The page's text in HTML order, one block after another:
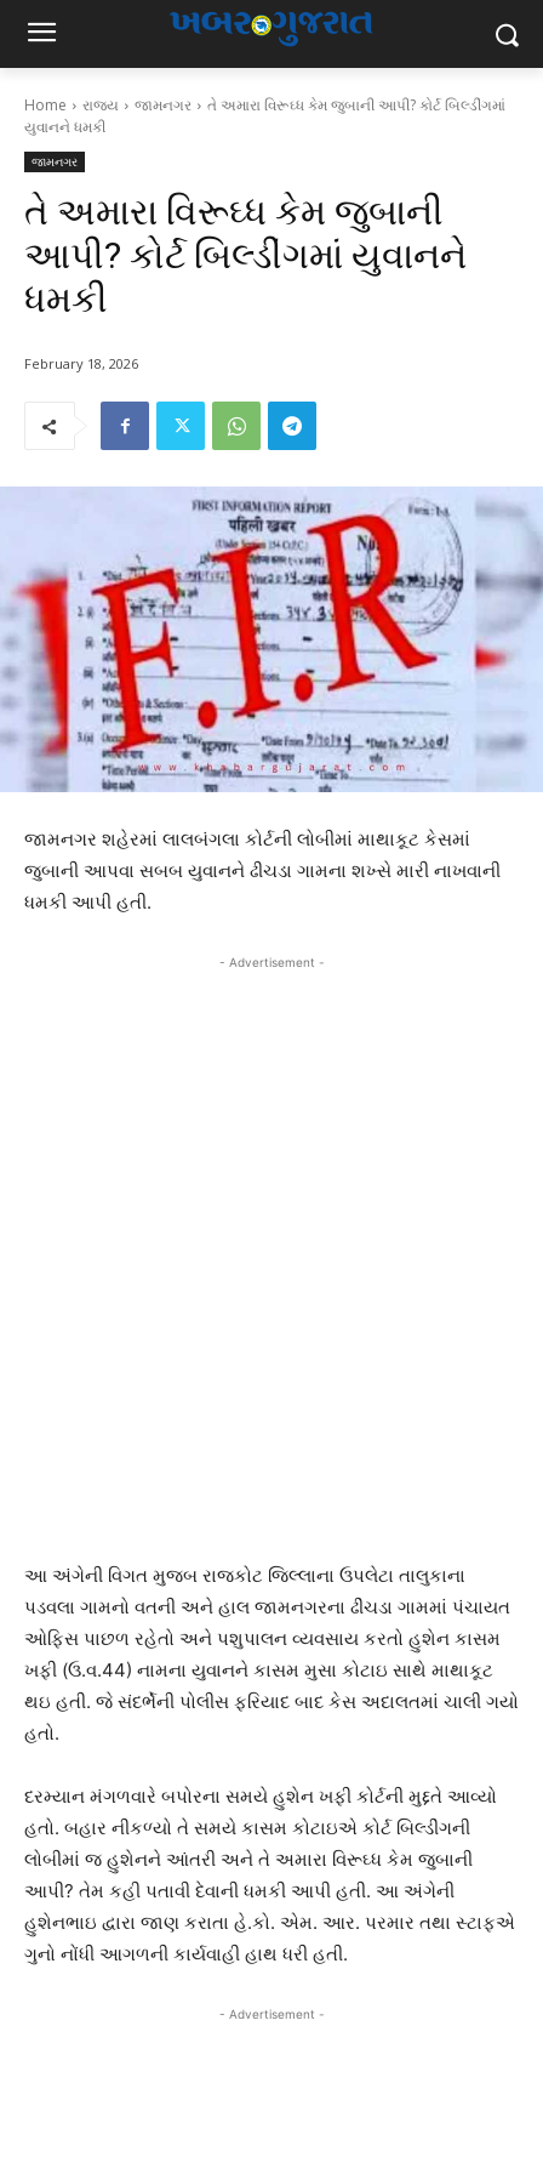
Home રાજ્ય જામનગર
તે અમારા વિરૂઘ્ધ કેમ જુબાની આપી? કોર્ટ બિલ્ડીંગમાં
યુવાનને ધમકી
જામનગર
તે અમારા વિરૂઘ્ધ કેમ જુબાની
આપી? કોર્ટ બિલ્ડીંગમાં યુવાનને
ધમકી
February 18, 2026
જામનગર શહેરમાં લાલબંગલા કોર્ટની લોબીમાં માથાકૂટ કેસમાં
જુબાની આપવા સબબ યુવાનને ઢીચડા ગામના શખ્સે મારી નાખવાની
ધમકી આપી હતી.
- Advertisement -
આ અંગેની વિગત મુજબ રાજકોટ જિલ્લાના ઉપલેટા તાલુકાના
પડવલા ગામનો વતની અને હાલ જામનગરના ઢીંચડા ગામમાં પંચાયત
ઓફિસ પાછળ રહેતો અને પશુપાલન વ્યવસાય કરતો હુશેન કાસમ
ખફી (ઉ.વ.44) નામના યુવાનને કાસમ મુસા કોટાઇ સાથે માથાકૂટ
થઇ હતી. જે સંદર્ભેની પોલીસ ફરિયાદ બાદ કેસ અદાલતમાં ચાલી ગયો
હતો.
દરમ્યાન મંગળવારે બપોરના સમયે હુશેન ખફી કોર્ટની મુદ્દતે આવ્યો
હતો. બહાર નીકળ્યો તે સમયે કાસમ કોટાઇએ કોર્ટ બિલ્ડીંગની
લોબીમાં જ હુશેનને આંતરી અને તે અમારા વિરૂઘ્ધ કેમ જુબાની
આપી? તેમ કહી પતાવી દેવાની ધમકી આપી હતી. આ અંગેની
હુશેનભાઇ દ્વારા જાણ કરાતા હે.કો. એમ. આર. પરમાર તથા સ્ટાફએ
ગુનો નોંધી આગળની કાર્યવાહી હાથ ધરી હતી.
- Advertisement -